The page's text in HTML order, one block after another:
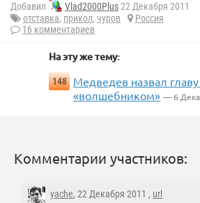
Добавил Vlad2000Plus22 Декабря 2011
отставка, прикол, чуров
Россия
16 комментариев
На эту же тему:
148
Медведев назвал
«волшебником» — 6
Комментарии участников:
yache, 22 Декабря 2011 , url